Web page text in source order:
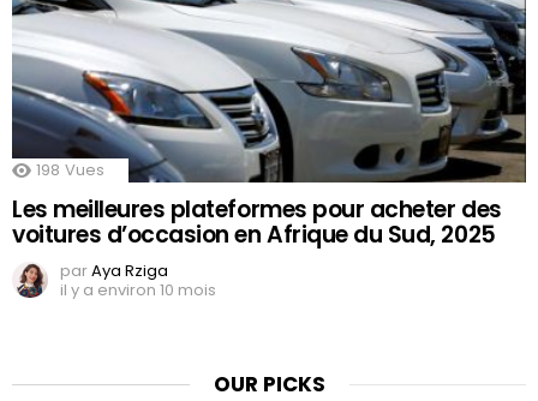
198 Vues
Les meilleures plateformes pour acheter des
voitures d’occasion en Afrique du Sud, 2025
parAya Rziga
il y a environ 10 mois
OUR PICKS